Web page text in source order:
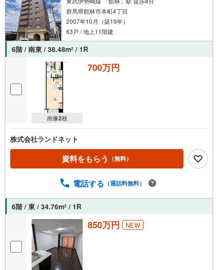
群馬県館林市本町4丁目
2007年10月（築19年）
63戸 / 地上11階建
6階 / 南東 / 38.48m2 / 1R
画像2枚
700万円
株式会社ランドネット
資料をもらう （無料）
電話する （通話料無料）
6階 / 東 / 34.76m2 / 1R
850万円 NEW